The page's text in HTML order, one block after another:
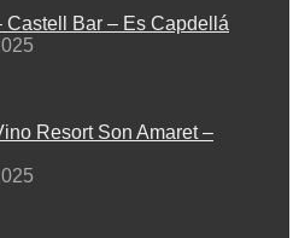
Castell Bar – Es Capdellá
Resort Son Amaret –